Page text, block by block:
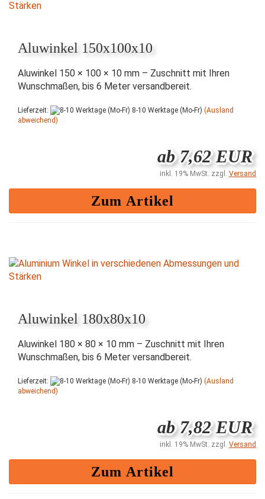
Aluwinkel 150x100x10
Aluwinkel 150 × 100 × 10 mm – Zuschnitt mit Ihren
Wunschmaßen, bis 6 Meter versandbereit.
Lieferzeit: 8-10 Werktage (Mo-Fr) (Ausland
abweichend)
ab 7,62 EUR
inkl. 19% MwSt. zzgl. Versand
Zum Artikel
Aluwinkel 180x80x10
Aluwinkel 180 × 80 × 10 mm – Zuschnitt mit Ihren
Wunschmaßen, bis 6 Meter versandbereit.
Lieferzeit: 8-10 Werktage (Mo-Fr) (Ausland
abweichend)
ab 7,82 EUR
inkl. 19% MwSt. zzgl. Versand
Zum Artikel